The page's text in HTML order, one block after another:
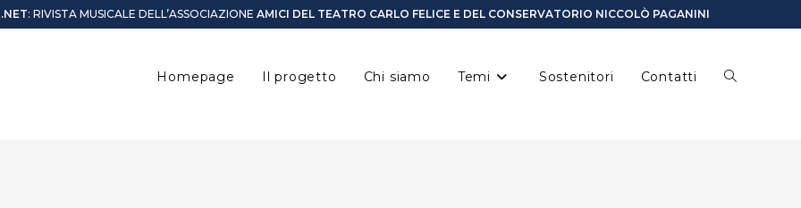
: RIVISTA MUSICALE DELL’ASSOCIAZIONE AMICI DEL TEATRO CARLO FELICE E DEL CONSERVATORIO NICCOLÒ PAGANINI
Homepage Il progetto Chi siamo Temi Sostenitori Contatti